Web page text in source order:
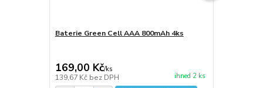
Baterie Green Cell AAA 800mAh 4ks
169,00 Kč/ks
139,67 Kč bez DPH ihned 2 ks